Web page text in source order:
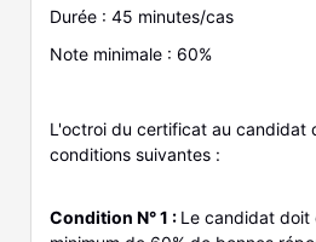
Durée : 45 minutes/cas
Note minimale : 60%
L'octroi du certificat au candidat
conditions suivantes :
Condition N° 1 : Le candidat doit